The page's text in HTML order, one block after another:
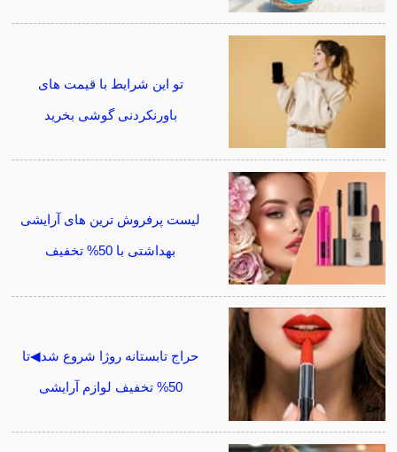
تو این شرایط با قیمت های
باورنکردنی گوشی بخرید
لیست پرفروش ترین های آرایشی
بهداشتی با 50% تخفیف
حراج تابستانه روژا شروع شد◀تا
50% تخفیف لوازم آرایشی